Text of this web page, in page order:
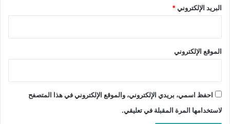
البريد الإلكتروني*
الموقع الإلكتروني
احفظ اسمي، بريدي الإلكتروني، والموقع الإلكتروني في هذا المتصفح
لاستخدامها المرة المقبلة في تعليقي.